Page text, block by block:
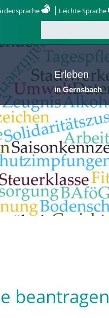
Leichte Sprache
Erleben
in Gernsbach
beantragen